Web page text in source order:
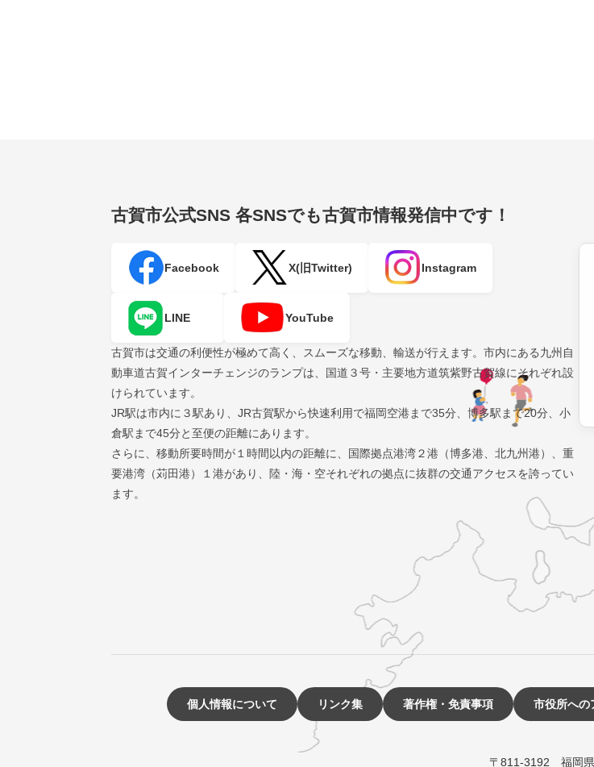
古賀市公式SNS 各SNSでも古賀市情報発信中です！
Facebook X(旧Twitter) Instagram
LINE YouTube
古賀市は交通の利便性が極めて高く、スムーズな移動、輸送が行えます。市内にある九州自
動車道古賀インターチェンジのランプは、国道３号・主要地方道筑紫野古賀線にそれぞれ設
けられています。
JR駅は市内に３駅あり、JR古賀駅から快速利用で福岡空港まで35分、博多駅まで20分、小
倉駅まで45分と至便の距離にあります。
さらに、移動所要時間が１時間以内の距離に、国際拠点港湾２港（博多港、北九州港）、重
要港湾（苅田港）１港があり、陸・海・空それぞれの拠点に抜群の交通アクセスを誇ってい
ます。
個人情報について リンク集 著作権・免責事項 市役所への
〒811-3192 福岡県